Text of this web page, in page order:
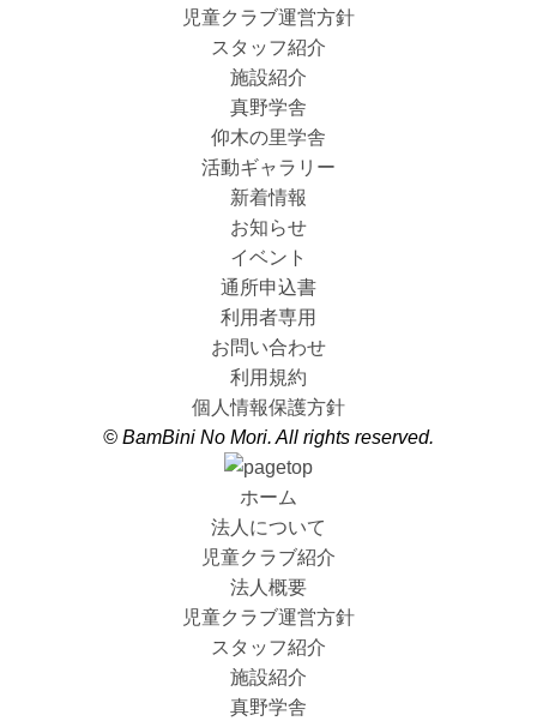
児童クラブ運営方針
スタッフ紹介
施設紹介
真野学舎
仰木の里学舎
活動ギャラリー
新着情報
お知らせ
イベント
通所申込書
利用者専用
お問い合わせ
利用規約
個人情報保護方針
© BamBini No Mori. All rights reserved.
ホーム
法人について
児童クラブ紹介
法人概要
児童クラブ運営方針
スタッフ紹介
施設紹介
真野学舎